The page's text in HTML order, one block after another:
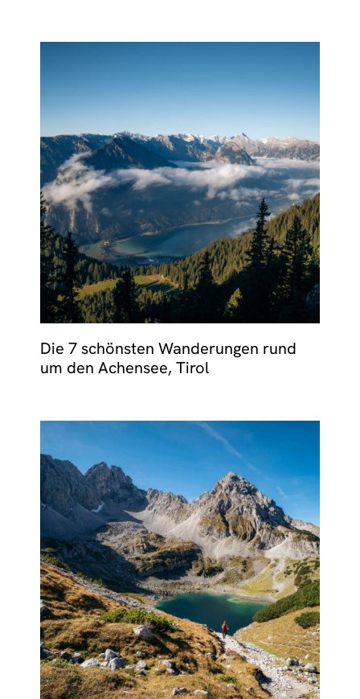
Die 7 schönsten Wanderungen rund
um den Achensee, Tirol